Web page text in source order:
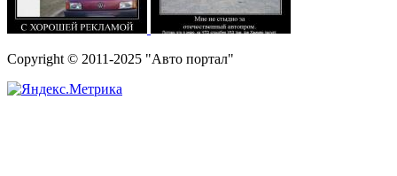
Copyright © 2011-2025 "Авто портал"